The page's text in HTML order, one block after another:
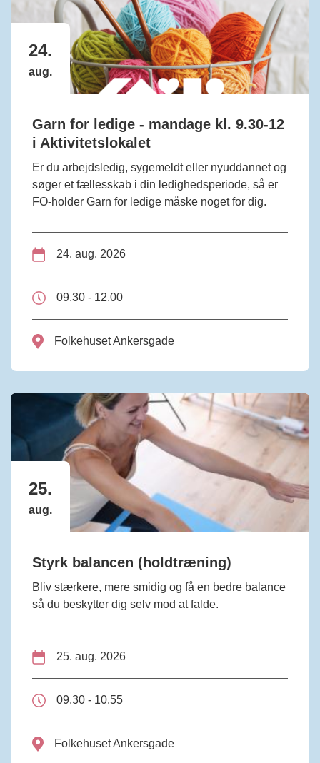
24.
aug.
Garn for ledige - mandage kl. 9.30-12
i Aktivitetslokalet
Er du arbejdsledig, sygemeldt eller nyuddannet og
søger et fællesskab i din ledighedsperiode, så er
FO-holder Garn for ledige måske noget for dig.
24. aug. 2026
09.30 - 12.00
Folkehuset Ankersgade
25.
aug.
Styrk balancen (holdtræning)
Bliv stærkere, mere smidig og få en bedre balance
så du beskytter dig selv mod at falde.
25. aug. 2026
09.30 - 10.55
Folkehuset Ankersgade